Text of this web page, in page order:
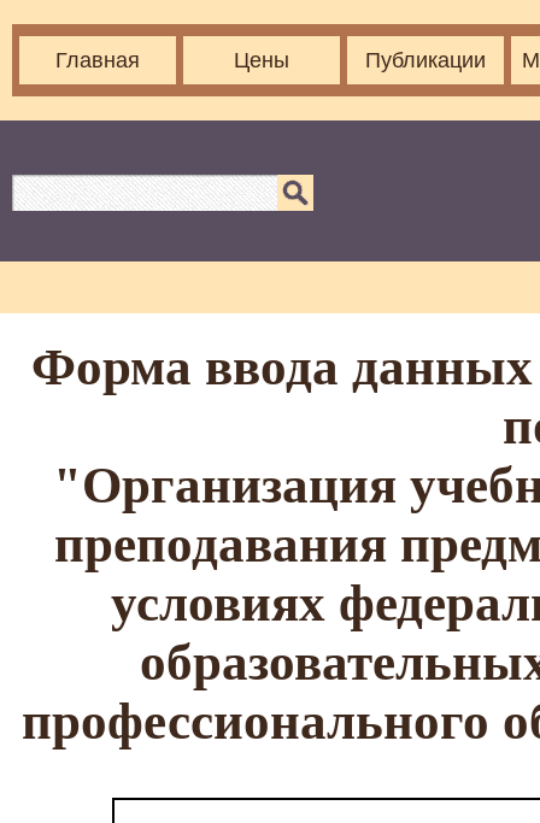
Главная Цены Публикации
Форма ввода данных
"Организация
преподавания
условиях